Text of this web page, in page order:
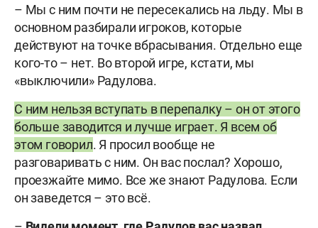
– Мы с ним почти не пересекались на льду. Мы в
основном разбирали игроков, которые
действуют на точке вбрасывания. Отдельно еще
кого-то – нет. Во второй игре, кстати, мы
«выключили» Радулова.
С ним нельзя вступать в перепалку – он от этого
больше заводится и лучше играет. Я всем об
этом говорил. Я просил вообще не
разговаривать с ним. Он вас послал? Хорошо,
проезжайте мимо. Все же знают Радулова. Если
он заведется – это всё.